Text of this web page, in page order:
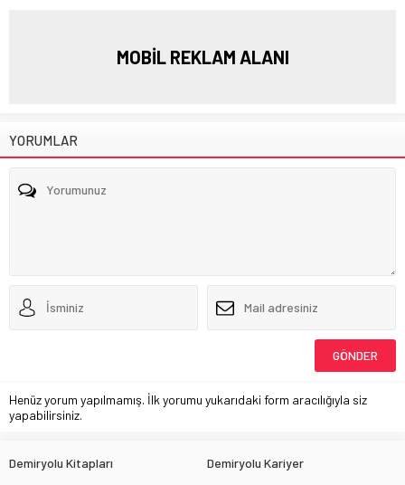
MOBİL REKLAM ALANI
YORUMLAR
Henüz yorum yapılmamış. İlk yorumu yukarıdaki form aracılığıyla siz
yapabilirsiniz.
Demiryolu Kitapları Demiryolu Kariyer